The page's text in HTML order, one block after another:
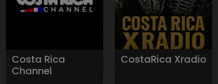
Costa Rica
Channel
CostaRica Xradio